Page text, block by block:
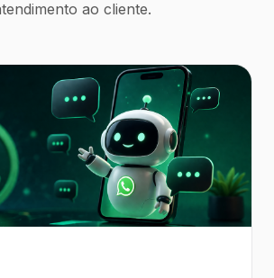
ao cliente.